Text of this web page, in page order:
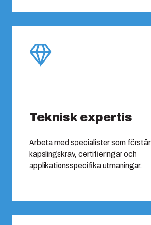
Teknisk expertis
Arbeta med specialister som förstår
kapslingskrav, certifieringar och
applikationsspecifika utmaningar.